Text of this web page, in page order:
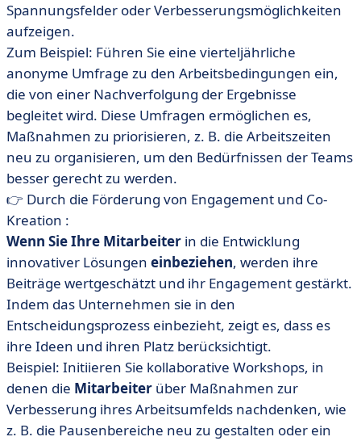
Spannungsfelder oder Verbesserungsmöglichkeiten
aufzeigen.
Zum Beispiel: Führen Sie eine vierteljährliche
anonyme Umfrage zu den Arbeitsbedingungen ein,
die von einer Nachverfolgung der Ergebnisse
begleitet wird. Diese Umfragen ermöglichen es,
Maßnahmen zu priorisieren, z. B. die Arbeitszeiten
neu zu organisieren, um den Bedürfnissen der Teams
besser gerecht zu werden.
👉 Durch die Förderung von Engagement und Co-
Kreation :
Wenn Sie Ihre Mitarbeiter in die Entwicklung
innovativer Lösungen einbeziehen, werden ihre
Beiträge wertgeschätzt und ihr Engagement gestärkt.
Indem das Unternehmen sie in den
Entscheidungsprozess einbezieht, zeigt es, dass es
ihre Ideen und ihren Platz berücksichtigt.
Beispiel: Initiieren Sie kollaborative Workshops, in
denen die Mitarbeiter über Maßnahmen zur
Verbesserung ihres Arbeitsumfelds nachdenken, wie
z. B. die Pausenbereiche neu zu gestalten oder ein